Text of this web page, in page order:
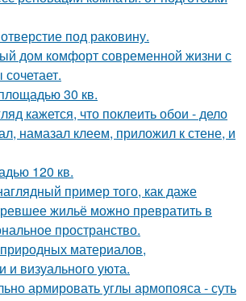
под раковину.
дом комфорт современной жизни с
30 кв.
кажется, что поклеить обои - дело
намазал клеем, приложил к стене, и
120 кв.
пример того, как даже
жильё можно превратить в
пространство.
материалов,
и визуального уюта.
армировать углы армопояса - суть